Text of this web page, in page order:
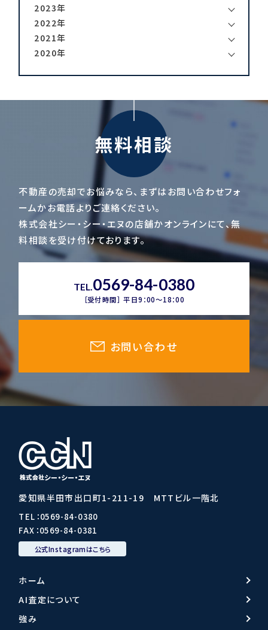
2023年
2022年
2021年
2020年
無料相談
不動産の売却でお悩みなら、まずはお問い合わせフォ
ームかお電話よりご連絡ください。
株式会社シー・シー・エヌの店舗かオンラインにて、無
料相談を受け付けております。
TEL. 0569-84-0380
［受付時間］ 平日9：00～18：00
お問い合わせ
愛知県半田市出口町1-211-19 MTTビル一階北
TEL：0569-84-0380
FAX：0569-84-0381
公式Instagramはこちら
ホーム
AI査定について
強み